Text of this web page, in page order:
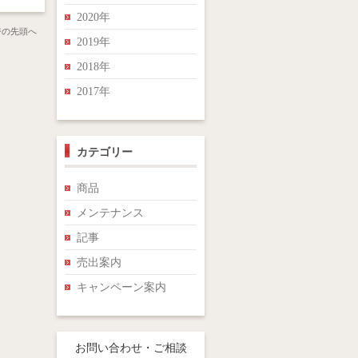
先頭へ
2020年
2019年
2018年
2017年
カテゴリー
商品
メンテナンス
記事
売出案内
キャンペーン案内
お問い合わせ・ご相談